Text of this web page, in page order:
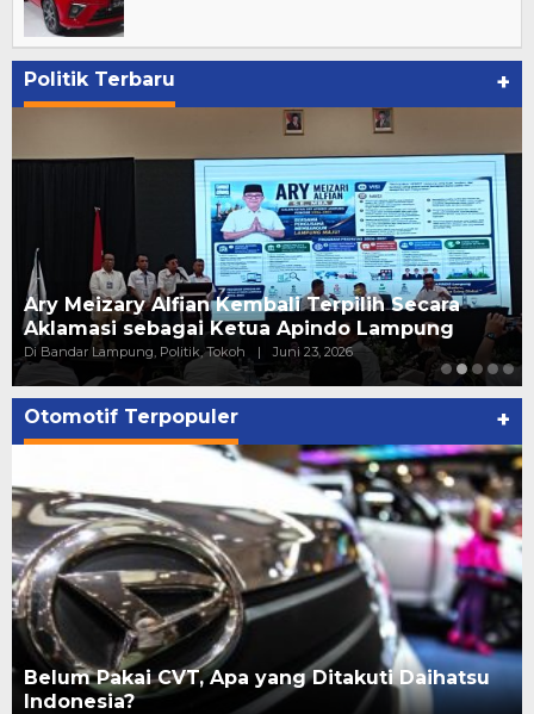
Politik Terbaru +
Ary Meizary Alfian Kembali Terpilih Secara
Aklamasi sebagai Ketua Apindo Lampung
Di Bandar Lampung, Politik, Tokoh | Juni 23, 2026
Otomotif Terpopuler +
Belum Pakai CVT, Apa yang Ditakuti Daihatsu
Indonesia?